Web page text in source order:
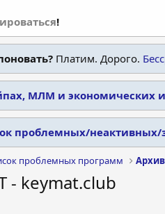
!
Платим. Дорого.
МЛМ и экономических
проблемных/
проблемных программ
- keymat.club